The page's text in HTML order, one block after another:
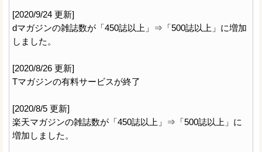
[2020/9/24 更新]
dマガジンの雑誌数が「450誌以上」⇒「500誌以上」に増加
しました。
[2020/8/26 更新]
Tマガジンの有料サービスが終了
[2020/8/5 更新]
楽天マガジンの雑誌数が「450誌以上」⇒「500誌以上」に
増加しました。